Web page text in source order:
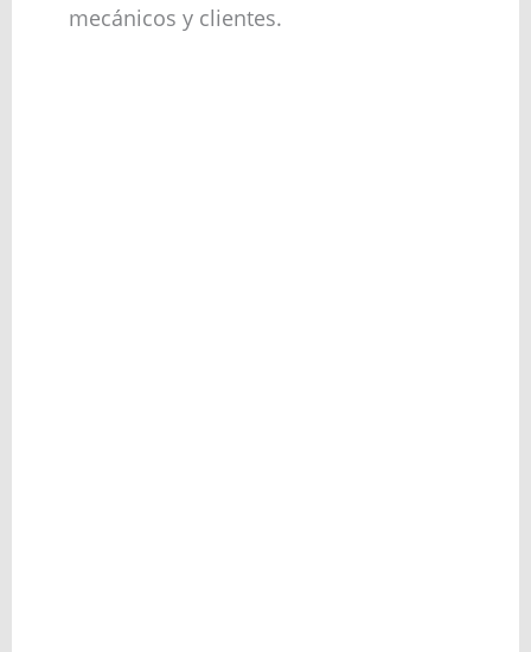
mecánicos y clientes.